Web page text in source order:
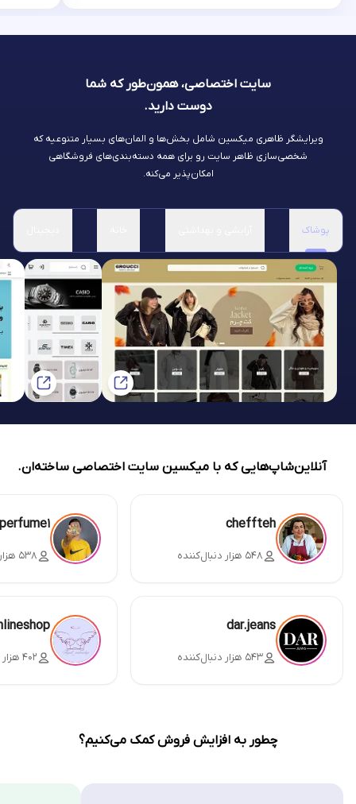
سایت اختصاصی، همون‌طور که شما
دوست دارید.
ویرایشگر ظاهری میکسین شامل بخش‌ها و المان‌های بسیار متنوعیه که
شخصی‌سازی ظاهر سایت رو برای همه دسته‌بندی‌های فروشگاهی
امکان‌پذیر می‌کنه.
پوشاک
آنلاین‌شاپ‌هایی که با میکسین سایت اختصاصی ساخته‌ان.
cheffteh
۵۴۸ هزار دنبال‌کننده ۵۳۸ هزار دنبال‌کننده
dar.jeans
۵۴۳ هزار دنبال‌کننده ۴۰۲ هزار دنبال‌کننده
چطور به افزایش فروش کمک می‌کنیم؟